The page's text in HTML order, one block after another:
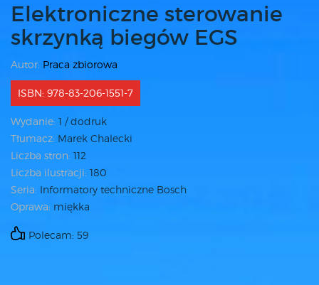
Elektroniczne sterowanie
skrzynką biegów EGS
Autor: Praca zbiorowa
ISBN: 978-83-206-1551-7
Wydanie: 1 / dodruk
Tłumacz: Marek Chalecki
Liczba stron: 112
Liczba ilustracji: 180
Seria: Informatory techniczne Bosch
Oprawa: miękka
Polecam: 59